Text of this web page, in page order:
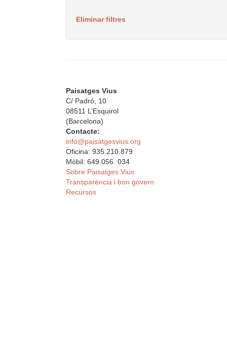
Eliminar filtres
Paisatges Vius
C/ Padró, 10
08511 L’Esquirol
(Barcelona)
Contacte:
info@paisatgesvius.org
Oficina: 935.210.879
Mòbil: 649.056. 034
Sobre Paisatges Vius
Transparència i bon govern
Recursos